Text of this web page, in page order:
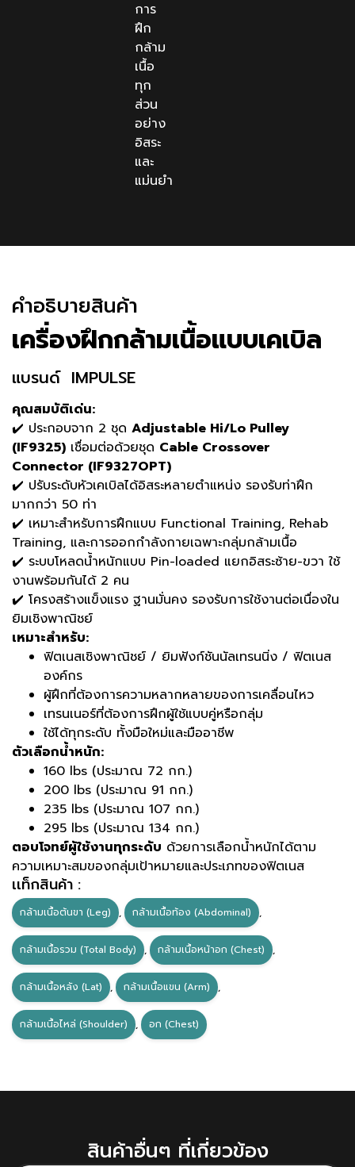
การ
ฝึก
กล้าม
เนื้อ
ทุก
ส่วน
อย่าง
อิสระ
และ
แม่นยำ
คําอธิบายสินค้า
เครื่องฝึกกล้ามเนื้อแบบเคเบิล
แบรนด์ IMPULSE
คุณสมบัติเด่น:
✔️ ประกอบจาก 2 ชุด Adjustable Hi/Lo Pulley
(IF9325) เชื่อมต่อด้วยชุด Cable Crossover
Connector (IF9327OPT)
✔️ ปรับระดับหัวเคเบิลได้อิสระหลายตำแหน่ง รองรับท่าฝึก
มากกว่า 50 ท่า
✔️ เหมาะสำหรับการฝึกแบบ Functional Training, Rehab
Training, และการออกกำลังกายเฉพาะกลุ่มกล้ามเนื้อ
✔️ ระบบโหลดน้ำหนักแบบ Pin-loaded แยกอิสระซ้าย-ขวา ใช้
งานพร้อมกันได้ 2 คน
✔️ โครงสร้างแข็งแรง ฐานมั่นคง รองรับการใช้งานต่อเนื่องใน
ยิมเชิงพาณิชย์
เหมาะสำหรับ:
ฟิตเนสเชิงพาณิชย์ / ยิมฟังก์ชันนัลเทรนนิ่ง / ฟิตเนส
องค์กร
ผู้ฝึกที่ต้องการความหลากหลายของการเคลื่อนไหว
เทรนเนอร์ที่ต้องการฝึกผู้ใช้แบบคู่หรือกลุ่ม
ใช้ได้ทุกระดับ ทั้งมือใหม่และมืออาชีพ
ตัวเลือกน้ำหนัก:
160 lbs (ประมาณ 72 กก.)
200 lbs (ประมาณ 91 กก.)
235 lbs (ประมาณ 107 กก.)
295 lbs (ประมาณ 134 กก.)
ตอบโจทย์ผู้ใช้งานทุกระดับ ด้วยการเลือกน้ำหนักได้ตาม
ความเหมาะสมของกลุ่มเป้าหมายและประเภทของฟิตเนส
เเท็กสินค้า :
กล้ามเนื้อต้นขา (Leg) , กล้ามเนื้อท้อง (Abdominal) ,
กล้ามเนื้อรวม (Total Body) , กล้ามเนื้อหน้าอก (Chest) ,
กล้ามเนื้อหลัง (Lat) , กล้ามเนื้อแขน (Arm) ,
กล้ามเนื้อไหล่ (Shoulder) , อก (Chest)
สินค้าอื่นๆ ที่เกี่ยวข้อง